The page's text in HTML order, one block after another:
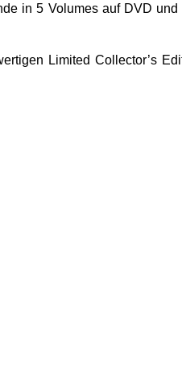
in 5 Volumes auf DVD
Limited Collector’s